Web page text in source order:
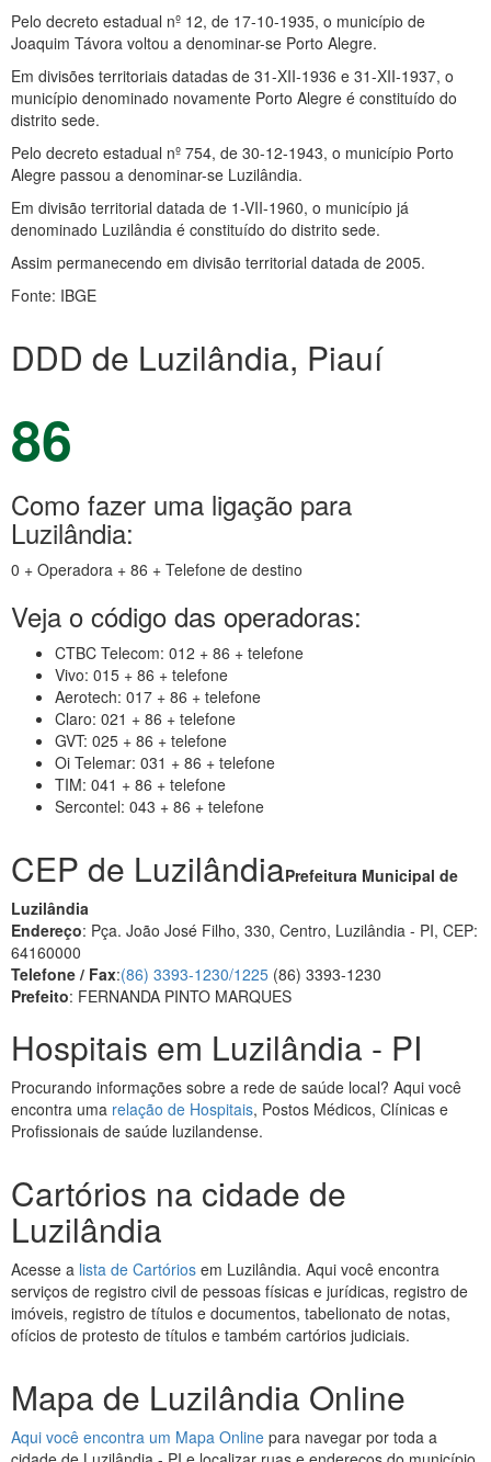
Pelo decreto estadual nº 12, de 17-10-1935, o município de
Joaquim Távora voltou a denominar-se Porto Alegre.
Em divisões territoriais datadas de 31-XII-1936 e 31-XII-1937, o
município denominado novamente Porto Alegre é constituído do
distrito sede.
Pelo decreto estadual nº 754, de 30-12-1943, o município Porto
Alegre passou a denominar-se Luzilândia.
Em divisão territorial datada de 1-VII-1960, o município já
denominado Luzilândia é constituído do distrito sede.
Assim permanecendo em divisão territorial datada de 2005.
Fonte: IBGE
DDD de Luzilândia, Piauí
86
Como fazer uma ligação para
Luzilândia:
0 + Operadora + 86 + Telefone de destino
Veja o código das operadoras:
CTBC Telecom: 012 + 86 + telefone
Vivo: 015 + 86 + telefone
Aerotech: 017 + 86 + telefone
Claro: 021 + 86 + telefone
GVT: 025 + 86 + telefone
Oi Telemar: 031 + 86 + telefone
TIM: 041 + 86 + telefone
Sercontel: 043 + 86 + telefone
CEP de LuzilândiaPrefeitura Municipal de
Luzilândia
Endereço: Pça. João José Filho, 330, Centro, Luzilândia - PI, CEP:
64160000
Telefone / Fax:(86) 3393-1230/1225 (86) 3393-1230
Prefeito: FERNANDA PINTO MARQUES
Hospitais em Luzilândia - PI
Procurando informações sobre a rede de saúde local? Aqui você
encontra uma relação de Hospitais, Postos Médicos, Clínicas e
Profissionais de saúde luzilandense.
Cartórios na cidade de
Luzilândia
Acesse a lista de Cartórios em Luzilândia. Aqui você encontra
serviços de registro civil de pessoas físicas e jurídicas, registro de
imóveis, registro de títulos e documentos, tabelionato de notas,
ofícios de protesto de títulos e também cartórios judiciais.
Mapa de Luzilândia Online
Aqui você encontra um Mapa Online para navegar por toda a